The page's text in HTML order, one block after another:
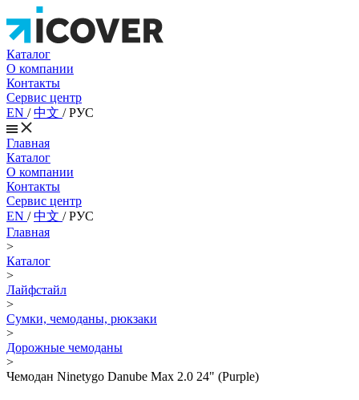
Каталог
О компании
Контакты
Сервис центр
EN /中文 /РУС
Главная
Каталог
О компании
Контакты
Сервис центр
EN /中文 /РУС
Главная
>
Каталог
>
Лайфстайл
>
Сумки, чемоданы, рюкзаки
>
Дорожные чемоданы
>
Чемодан Ninetygo Danube Max 2.0 24" (Purple)